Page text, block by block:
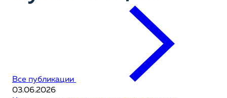
Все публикации
03.06.2026